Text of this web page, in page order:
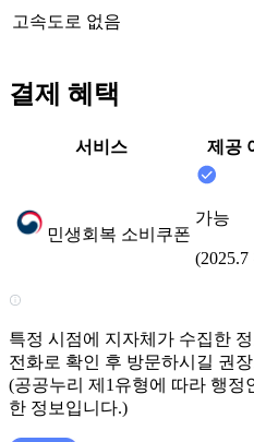
고속도로 없음
결제 혜택
서비스 제공
민생회복 소비쿠폰
가능
특정 시점에 지자체가 수집한
전화로 확인 후 방문하시길 권
(공공누리 제1유형에 따라 행정
한 정보입니다.)